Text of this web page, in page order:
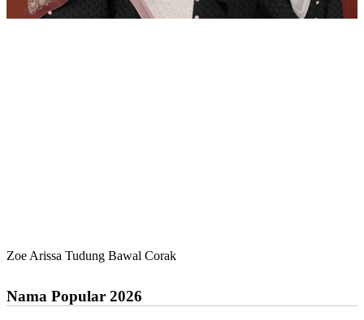
Zoe Arissa Tudung Bawal Corak
Nama Popular 2026